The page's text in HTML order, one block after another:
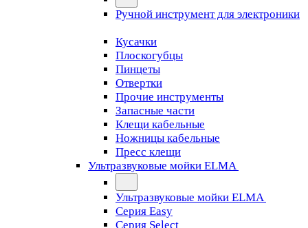
Ручной инструмент для электроники
Кусачки
Плоскогубцы
Пинцеты
Отвертки
Прочие инструменты
Запасные части
Клещи кабельные
Ножницы кабельные
Пресс клещи
Ультразвуковые мойки ELMA
Ультразвуковые мойки ELMA
Серия Easy
Серия Select